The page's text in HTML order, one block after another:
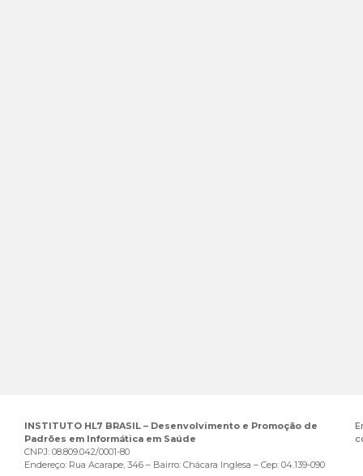
INSTITUTO HL7 BRASIL – Desenvolvimento e Promoção de
Padrões em Informática em Saúde
CNPJ: 08.809.042/0001-80
Endereço: Rua Acarape, 346 – Bairro: Chácara Inglesa – Cep: 04.139-090